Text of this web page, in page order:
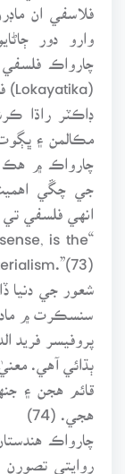
فلاسفي ان
وارو دور
چارواڪ
(Lokayatika) فلسفو به چئجي ٿو.
ڊاڪٽر راڌا
مڪالمن ۽ ڀڳوت
چارواڪ ۾ هڪ
انهي فلسفي
is the
شعور جي دنيا
سنسڪرت ۾
پروفيسر فريد
ٻڌائي آهي.
قائم هجن ۽
هجي. (74)
چارواڪ
روايتي